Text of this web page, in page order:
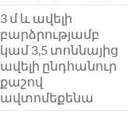
3 մ և ավելի
բարձրությամբ
կամ 3,5 տոննայից
ավելի ընդհանուր
քաշով
ավտոմեքենա